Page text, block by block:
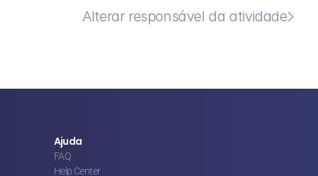
Alterar responsável da atividade
Ajuda
FAQ
Help Center